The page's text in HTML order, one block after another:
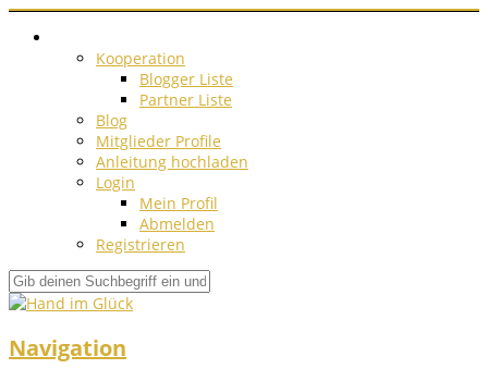
Kooperation
Blogger Liste
Partner Liste
Blog
Mitglieder Profile
Anleitung hochladen
Login
Mein Profil
Abmelden
Registrieren
Navigation